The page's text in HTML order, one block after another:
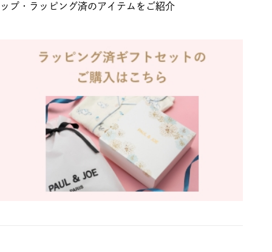
ップ・ラッピング済のアイテムをご紹介